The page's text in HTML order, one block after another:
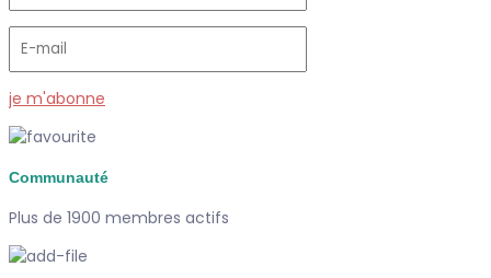
je m'abonne
Communauté
Plus de 1900 membres actifs